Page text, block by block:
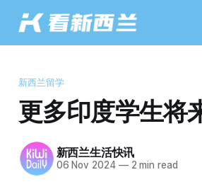
新西兰留学
更多印度学生将
新西兰生活快讯
06 Nov 2024 —2 min read